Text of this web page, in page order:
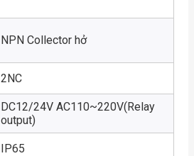
NPN Collector hở
2NC
DC12/24V AC110~220V(Relay
output)
IP65